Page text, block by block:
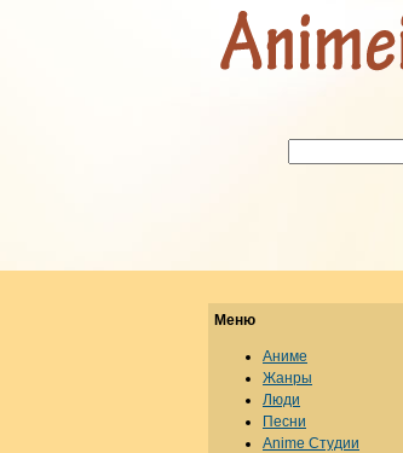
Меню
Аниме
Жанры
Люди
Песни
Anime Студии